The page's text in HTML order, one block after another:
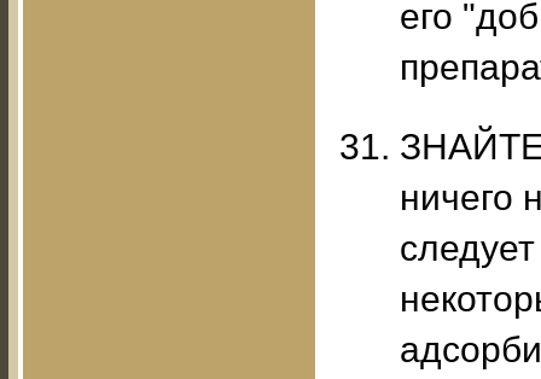
его
ничего